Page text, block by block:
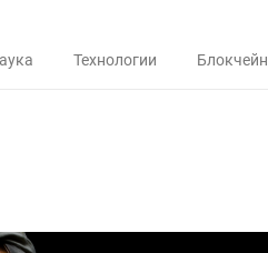
Технологии Блокчейн